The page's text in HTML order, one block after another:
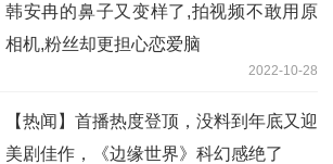
韩安冉的鼻子又变样了,拍视频不敢用原
相机,粉丝却更担心恋爱脑
2022-10-28
【热闻】首播热度登顶，没料到年底又迎
美剧佳作，《边缘世界》科幻感绝了